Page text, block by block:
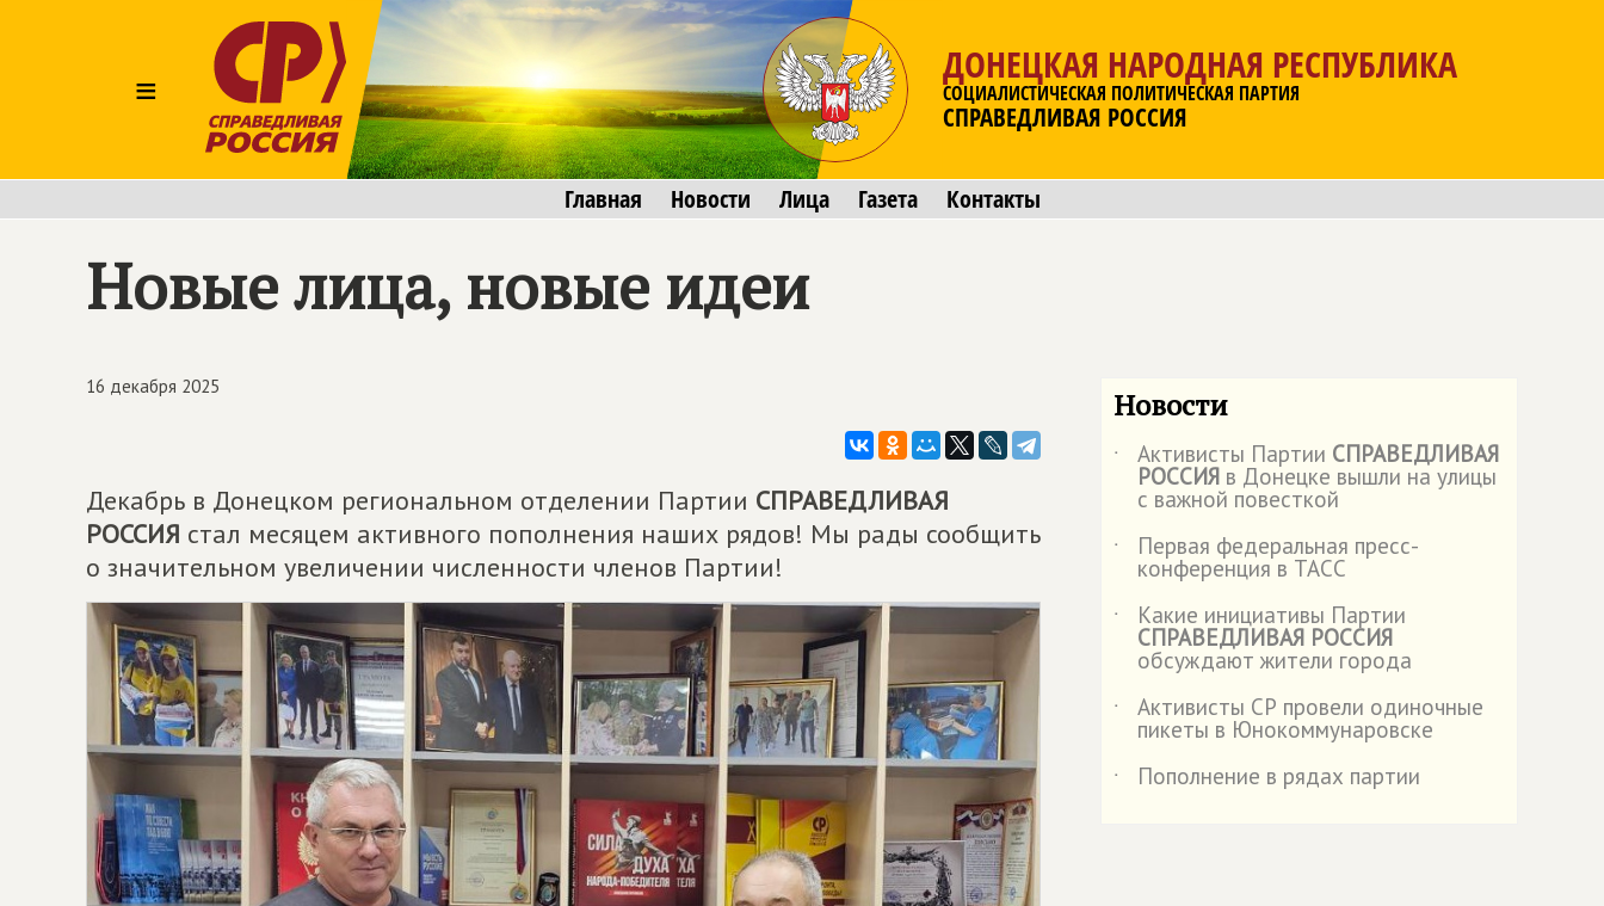
≡
ДОНЕЦКАЯ НАРОДНАЯ РЕСПУБЛИКА
СОЦИАЛИСТИЧЕСКАЯ ПОЛИТИЧЕСКАЯ ПАРТИЯ
СПРАВЕДЛИВАЯ РОССИЯ
Главная Новости Лица Газета Контакты
Новые лица, новые идеи
16 декабря 2025
Декабрь в Донецком региональном отделении Партии СПРАВЕДЛИВАЯ
РОССИЯ стал месяцем активного пополнения наших рядов! Мы рады сообщить
о значительном увеличении численности членов Партии!
Новости
˙ Активисты Партии СПРАВЕДЛИВАЯ
РОССИЯ в Донецке вышли на улицы
с важной повесткой
˙
Первая федеральная пресс-
конференция в ТАСС
˙
Какие инициативы Партии
СПРАВЕДЛИВАЯ РОССИЯ
обсуждают жители города
˙
Активисты СР провели одиночные
пикеты в Юнокоммунаровске
˙
Пополнение в рядах партии